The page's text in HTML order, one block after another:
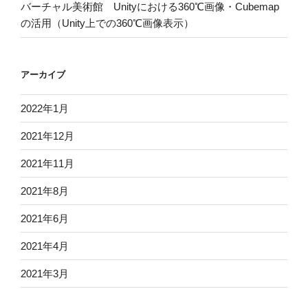
バーチャル美術館 Unityにおける360℃画像・Cubemap
の活用（Unity上での360℃画像表示）
アーカイブ
2022年1月
2021年12月
2021年11月
2021年8月
2021年6月
2021年4月
2021年3月